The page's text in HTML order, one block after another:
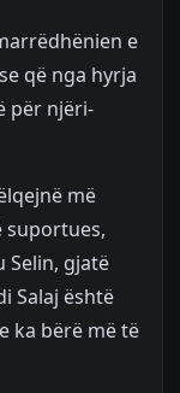
e
që nga hyrja
për njëri-
më
suportues,
Selin, gjatë
Salaj është
ka bërë më të